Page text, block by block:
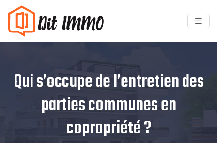
Qui s’occupe de l’entretien des
parties communes en
copropriété ?